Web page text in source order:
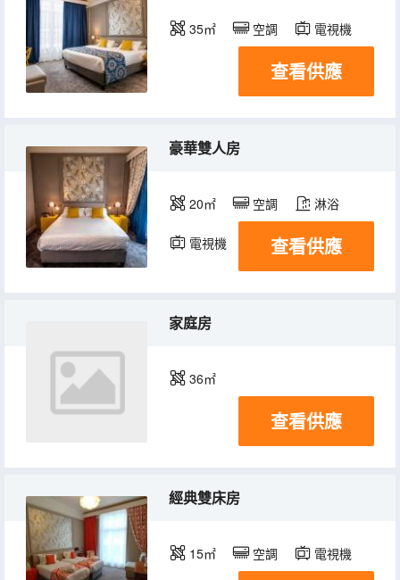
35㎡ 空調 電視機
查看供應
豪華雙人房
20㎡ 空調 淋浴
電視機 查看供應
家庭房
36㎡
查看供應
經典雙床房
15㎡ 空調 電視機